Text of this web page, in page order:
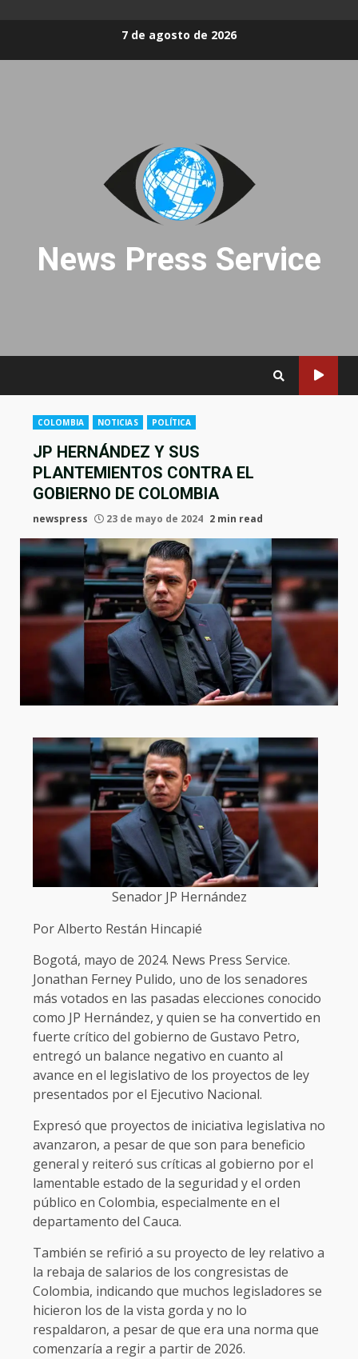
7 de agosto de 2026
News Press Service
COLOMBIA NOTICIAS POLÍTICA
JP HERNÁNDEZ Y SUS
PLANTEMIENTOS CONTRA EL
GOBIERNO DE COLOMBIA
newspress 23 de mayo de 2024 2 min read
Senador JP Hernández
Por Alberto Restán Hincapié
Bogotá, mayo de 2024. News Press Service.
Jonathan Ferney Pulido, uno de los senadores
más votados en las pasadas elecciones conocido
como JP Hernández, y quien se ha convertido en
fuerte crítico del gobierno de Gustavo Petro,
entregó un balance negativo en cuanto al
avance en el legislativo de los proyectos de ley
presentados por el Ejecutivo Nacional.
Expresó que proyectos de iniciativa legislativa no
avanzaron, a pesar de que son para beneficio
general y reiteró sus críticas al gobierno por el
lamentable estado de la seguridad y el orden
público en Colombia, especialmente en el
departamento del Cauca.
También se refirió a su proyecto de ley relativo a
la rebaja de salarios de los congresistas de
Colombia, indicando que muchos legisladores se
hicieron los de la vista gorda y no lo
respaldaron, a pesar de que era una norma que
comenzaría a regir a partir de 2026.